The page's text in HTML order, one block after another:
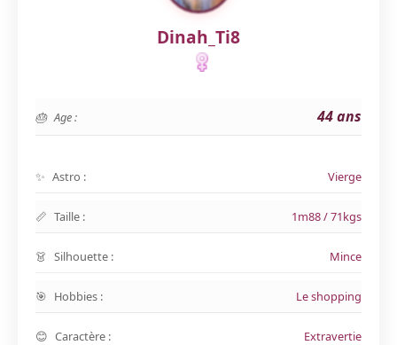
Dinah_Ti8
Age : 44 ans
Astro : Vierge
Taille : 1m88 / 71kgs
Silhouette : Mince
Hobbies : Le shopping
Caractère : Extravertie